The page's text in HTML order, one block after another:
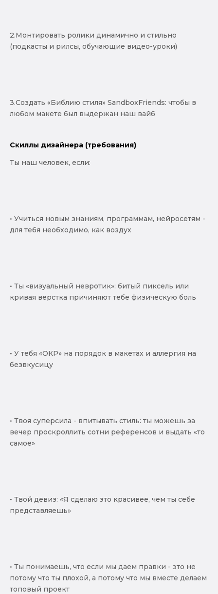
2.Монтировать ролики динамично и стильно
(подкасты и рилсы, обучающие видео-уроки)
3.Создать «Библию стиля» SandboxFriends: чтобы в
любом макете был выдержан наш вайб
Скиллы дизайнера (требования)
Ты наш человек, если:
• Учиться новым знаниям, программам, нейросетям -
для тебя необходимо, как воздух
• Ты «визуальный невротик»: битый пиксель или
кривая верстка причиняют тебе физическую боль
• У тебя «ОКР» на порядок в макетах и аллергия на
безвкусицу
• Твоя суперсила - впитывать стиль: ты можешь за
вечер проскроллить сотни референсов и выдать «то
самое»
• Твой девиз: «Я сделаю это красивее, чем ты себе
представляешь»
• Ты понимаешь, что если мы даем правки - это не
потому что ты плохой, а потому что мы вместе делаем
топовый проект